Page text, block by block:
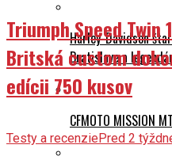
Harley-Davidson
Bratislave a
CFMOTO MISSION
Triumph Speed Twin
Britská custom
edícii 750 kusov
Testy a recenziePred 2